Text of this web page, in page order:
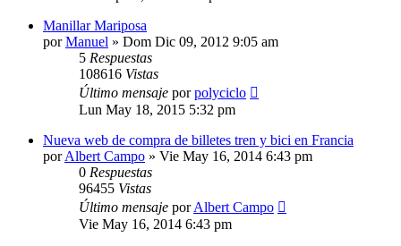
Manillar Mariposa
porManuel » Dom Dic 09, 2012 9:05 am
5 Respuestas
108616 Vistas
Último mensaje porpolyciclo
Lun May 18, 2015 5:32 pm
Nueva web de compra de billetes tren y bici en Francia
porAlbert Campo » Vie May 16, 2014 6:43 pm
0 Respuestas
96455 Vistas
Último mensaje porAlbert Campo
Vie May 16, 2014 6:43 pm